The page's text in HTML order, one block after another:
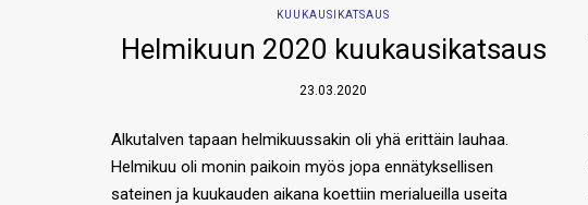
KUUKAUSIKATSAUS
Helmikuun 2020 kuukausikatsaus
23.03.2020
Alkutalven tapaan helmikuussakin oli yhä erittäin lauhaa.
Helmikuu oli monin paikoin myös jopa ennätyksellisen
sateinen ja kuukauden aikana koettiin merialueilla useita